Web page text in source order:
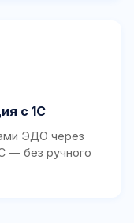
с 1С
ЭДО через
— без ручного